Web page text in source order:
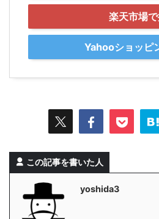
楽天市場
Yahooショッピ
この記事を書いた人
yoshida3